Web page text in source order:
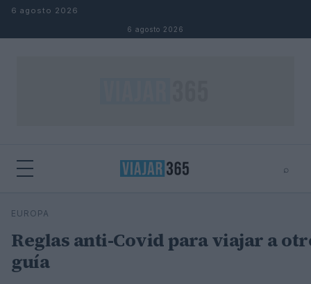
Saltar al contenido
6 agosto 2026
6 agosto 2026
⌕
Buscar
EUROPA
Reglas anti-Covid para viajar a
guía